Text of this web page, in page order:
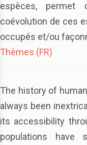
espèces, permet
coévolution de ces
occupés et/ou
Thèmes (FR)
The history of
always been
its accessibility
populations have